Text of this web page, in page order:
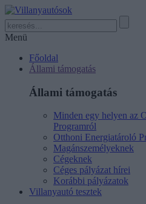
Menü
Főoldal
Állami támogatás
Állami támogatás
Minden egy helyen az
Programról
Otthoni Energiatároló
Magánszemélyeknek
Cégeknek
Céges pályázat hírei
Korábbi pályázatok
Villanyautó tesztek